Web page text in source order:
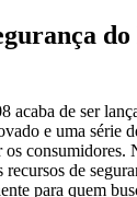
acaba de ser
e uma série
os consumidores.
de
para quem